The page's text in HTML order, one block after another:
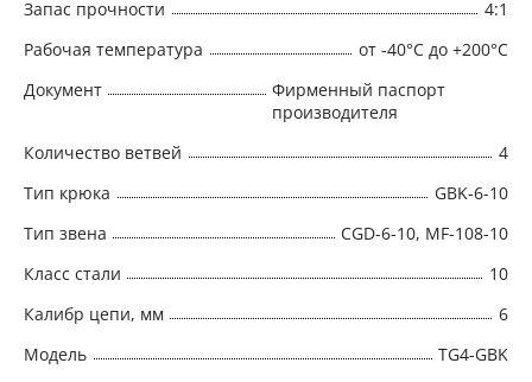
Запас прочности
4:1
Рабочая температура
от -40°C до +200°C
Документ
Фирменный паспорт
производителя
Количество ветвей
4
Тип крюка
GBK-6-10
Тип звена
CGD-6-10, MF-108-10
Класс стали
10
Калибр цепи, мм
6
Модель
TG4-GBK